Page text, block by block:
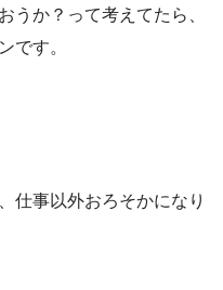
うか？って考えてたら、
です。
仕事以外おろそかになり